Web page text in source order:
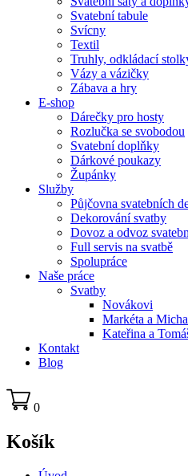
Svatební tabule
Svícny
Textil
Truhly, odkládací
Vázy a vázičky
Zábava a hry
E-shop
Dárečky pro hosty
Rozlučka se svobodou
Svatební doplňky
Dárkové poukazy
Župánky
Služby
Půjčovna svatebních
Dekorování svatby
Dovoz a odvoz
Full servis na svatbě
Spolupráce
Naše práce
Svatby
Novákovi
Markéta a
Kateřina a
Kontakt
Blog
0
Košík